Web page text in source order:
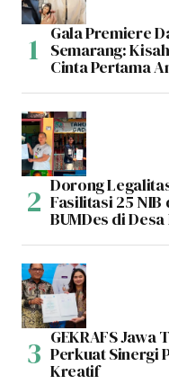
Gala Premiere
Semarang:
Cinta
Dorong
Fasilitasi 25 NIB
BUMDes di
GEKRAFS
Perkuat Sinergi
Kreatif